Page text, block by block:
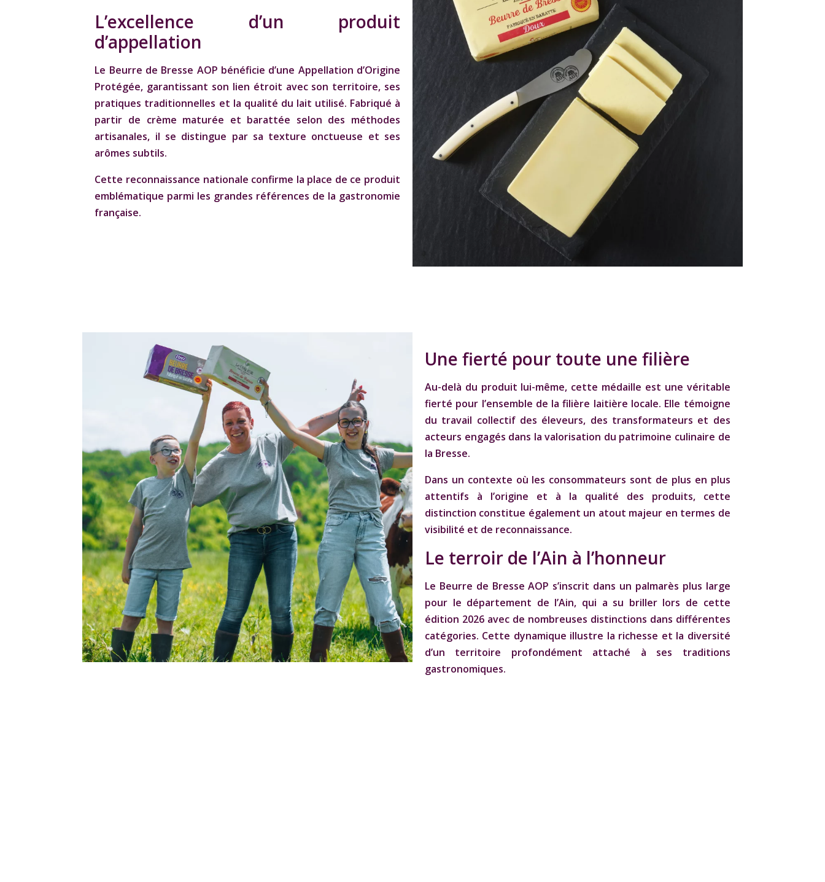
L’excellence d’un produit
d’appellation
Le Beurre de Bresse AOP bénéficie d’une Appellation d’Origine
Protégée, garantissant son lien étroit avec son territoire, ses
pratiques traditionnelles et la qualité du lait utilisé. Fabriqué à
partir de crème maturée et barattée selon des méthodes
artisanales, il se distingue par sa texture onctueuse et ses
arômes subtils.
Cette reconnaissance nationale confirme la place de ce produit
emblématique parmi les grandes références de la gastronomie
française.
Une fierté pour toute une filière
Au-delà du produit lui-même, cette médaille est une véritable
fierté pour l’ensemble de la filière laitière locale. Elle témoigne
du travail collectif des éleveurs, des transformateurs et des
acteurs engagés dans la valorisation du patrimoine culinaire de
la Bresse.
Dans un contexte où les consommateurs sont de plus en plus
attentifs à l’origine et à la qualité des produits, cette
distinction constitue également un atout majeur en termes de
visibilité et de reconnaissance.
Le terroir de l’Ain à l’honneur
Le Beurre de Bresse AOP s’inscrit dans un palmarès plus large
pour le département de l’Ain, qui a su briller lors de cette
édition 2026 avec de nombreuses distinctions dans différentes
catégories. Cette dynamique illustre la richesse et la diversité
d’un territoire profondément attaché à ses traditions
gastronomiques.